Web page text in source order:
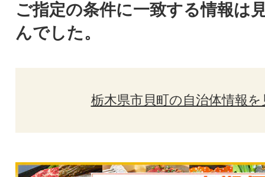
ご指定の条件に一致する情報は
んでした。
栃木県市貝町の自治体情報を